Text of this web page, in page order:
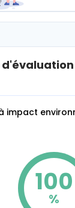
77%
d'évaluation
impact
100
%